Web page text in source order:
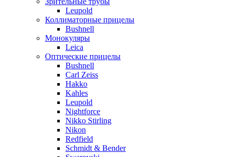
Leupold
Коллиматорные прицелы
Bushnell
Монокуляры
Leica
Оптические прицелы
Bushnell
Carl Zeiss
Hakko
Kahles
Leupold
Nightforce
Nikko Stirling
Nikon
Redfield
Schmidt & Bender